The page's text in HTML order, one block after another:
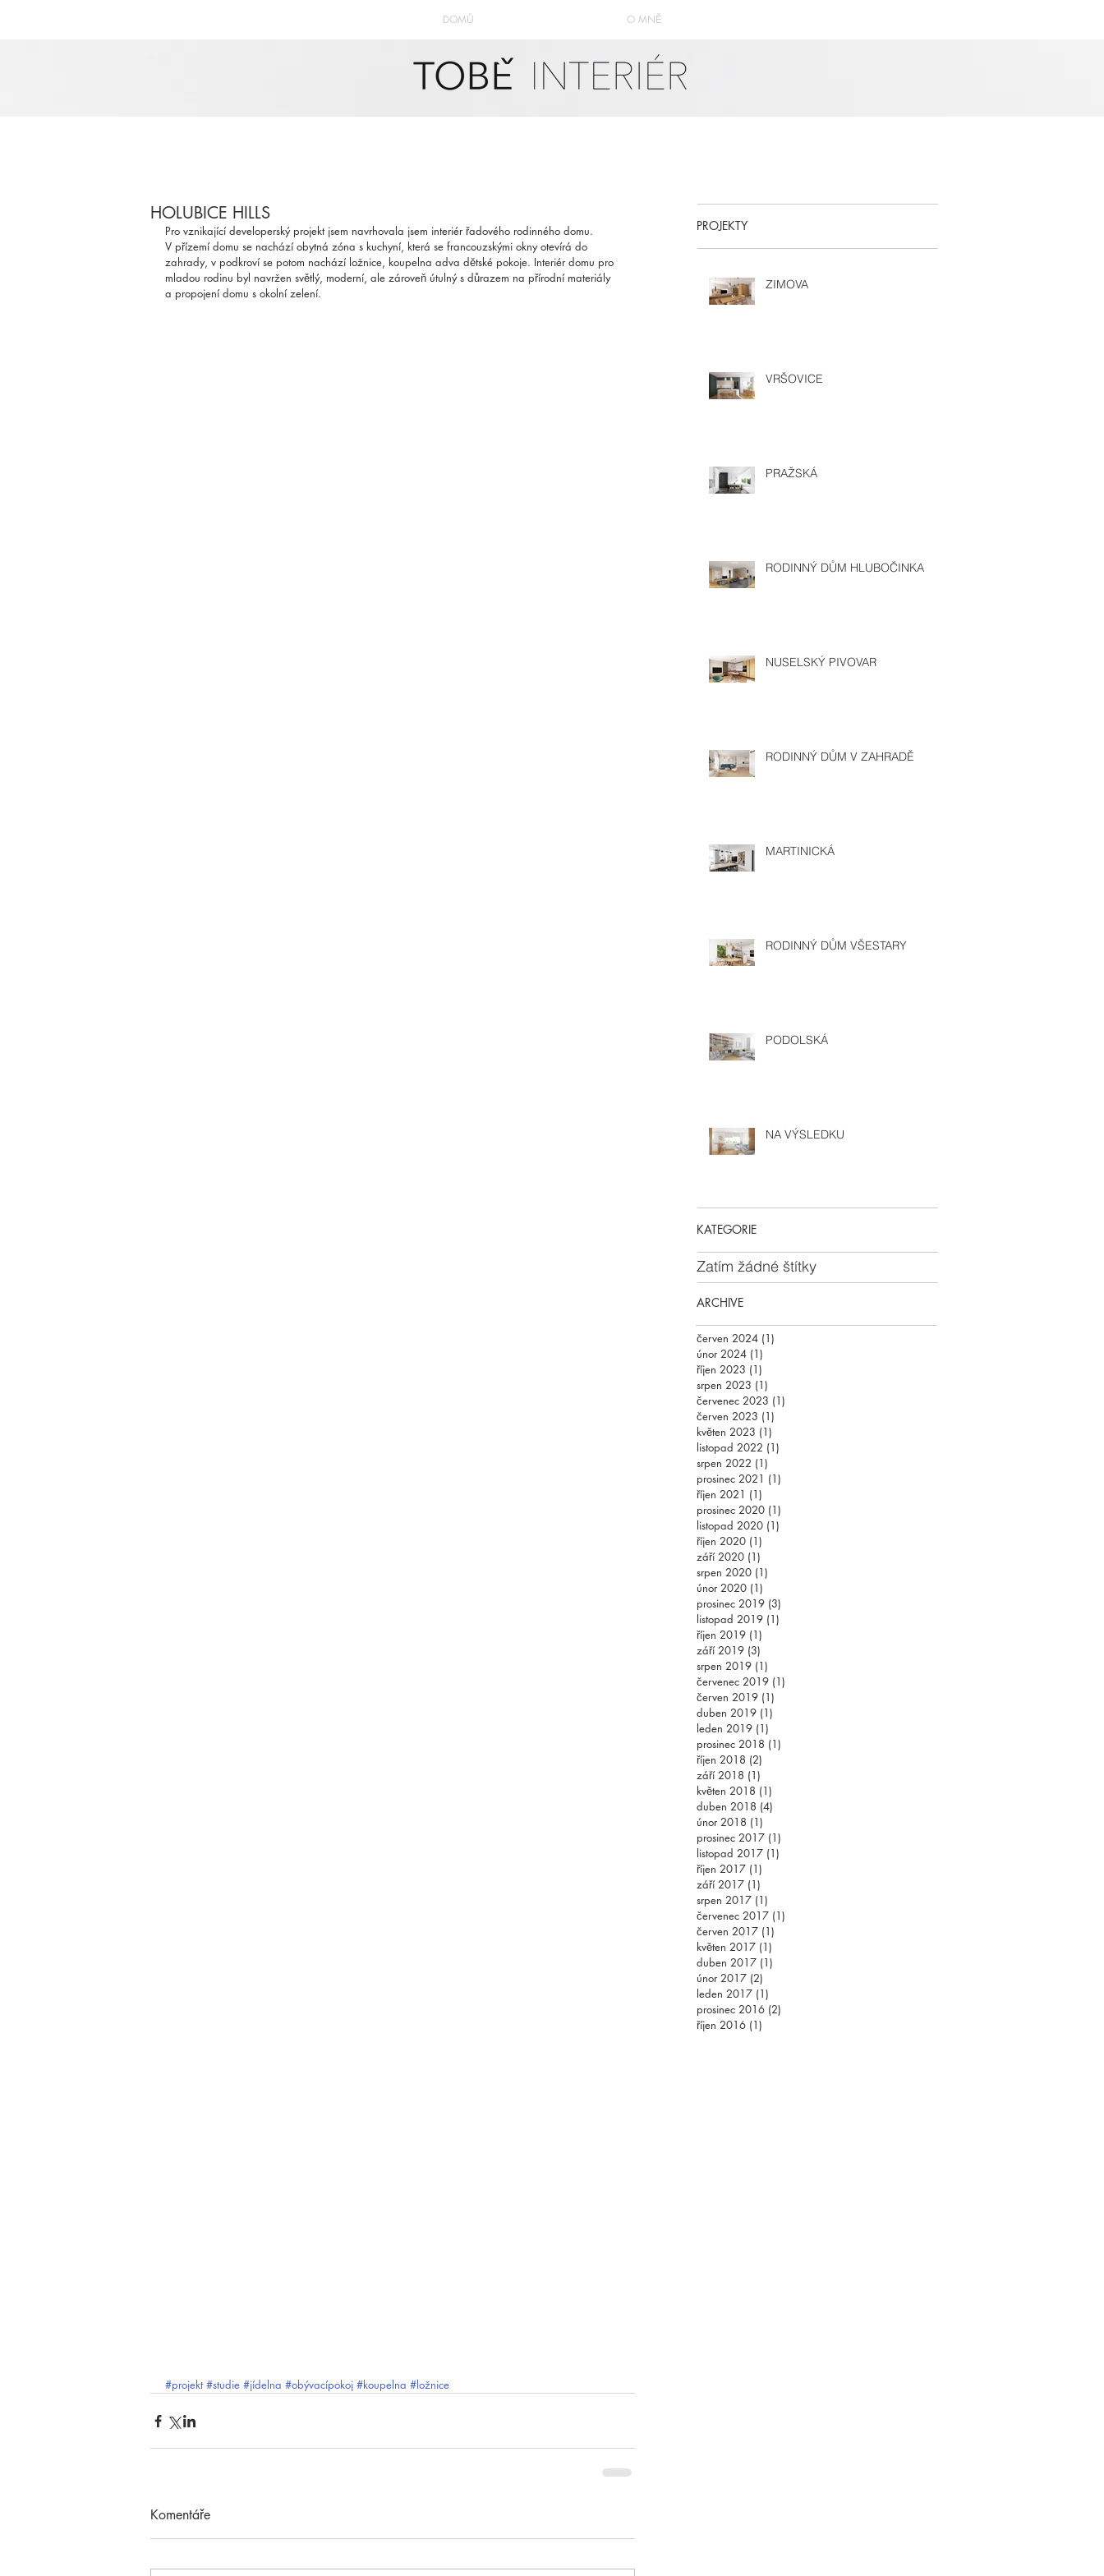
DOMŮ O MNĚ
HOLUBICE HILLS
Pro vznikající developerský projekt jsem navrhovala jsem interiér řadového rodinného domu.
V přízemí domu se nachází obytná zóna s kuchyní, která se francouzskými okny otevírá do
zahrady, v podkroví se potom nachází ložnice, koupelna adva dětské pokoje. Interiér domu pro
mladou rodinu byl navržen světlý, moderní, ale zároveň útulný s důrazem na přírodní materiály
a propojení domu s okolní zelení.
#projekt #studie #jídelna #obývacípokoj #koupelna #ložnice
Komentáře
PROJEKTY
ZIMOVA
VRŠOVICE
PRAŽSKÁ
RODINNÝ DŮM HLUBOČINKA
NUSELSKÝ PIVOVAR
RODINNÝ DŮM V ZAHRADĚ
MARTINICKÁ
RODINNÝ DŮM VŠESTARY
PODOLSKÁ
NA VÝSLEDKU
KATEGORIE
Zatím žádné štítky
ARCHIVE
červen 2024 (1)
únor 2024 (1)
říjen 2023 (1)
srpen 2023 (1)
červenec 2023 (1)
červen 2023 (1)
květen 2023 (1)
listopad 2022 (1)
srpen 2022 (1)
prosinec 2021 (1)
říjen 2021 (1)
prosinec 2020 (1)
listopad 2020 (1)
říjen 2020 (1)
září 2020 (1)
srpen 2020 (1)
únor 2020 (1)
prosinec 2019 (3)
listopad 2019 (1)
říjen 2019 (1)
září 2019 (3)
srpen 2019 (1)
červenec 2019 (1)
červen 2019 (1)
duben 2019 (1)
leden 2019 (1)
prosinec 2018 (1)
říjen 2018 (2)
září 2018 (1)
květen 2018 (1)
duben 2018 (4)
únor 2018 (1)
prosinec 2017 (1)
listopad 2017 (1)
říjen 2017 (1)
září 2017 (1)
srpen 2017 (1)
červenec 2017 (1)
červen 2017 (1)
květen 2017 (1)
duben 2017 (1)
únor 2017 (2)
leden 2017 (1)
prosinec 2016 (2)
říjen 2016 (1)